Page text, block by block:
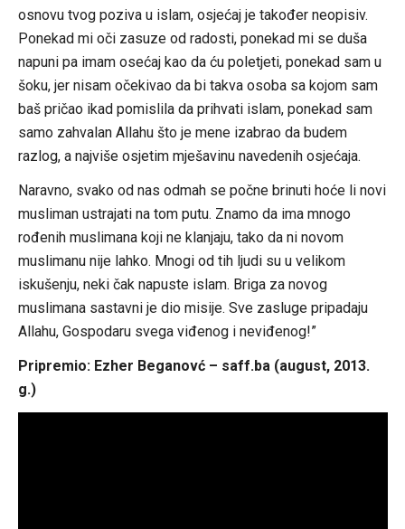
osnovu tvog poziva u islam, osjećaj je također neopisiv.
Ponekad mi oči zasuze od radosti, ponekad mi se duša
napuni pa imam osećaj kao da ću poletjeti, ponekad sam u
šoku, jer nisam očekivao da bi takva osoba sa kojom sam
baš pričao ikad pomislila da prihvati islam, ponekad sam
samo zahvalan Allahu što je mene izabrao da budem
razlog, a najviše osjetim mješavinu navedenih osjećaja.
Naravno, svako od nas odmah se počne brinuti hoće li novi
musliman ustrajati na tom putu. Znamo da ima mnogo
rođenih muslimana koji ne klanjaju, tako da ni novom
muslimanu nije lahko. Mnogi od tih ljudi su u velikom
iskušenju, neki čak napuste islam. Briga za novog
muslimana sastavni je dio misije. Sve zasluge pripadaju
Allahu, Gospodaru svega viđenog i neviđenog!”
Pripremio: Ezher Beganovć – saff.ba (august, 2013.
g.)